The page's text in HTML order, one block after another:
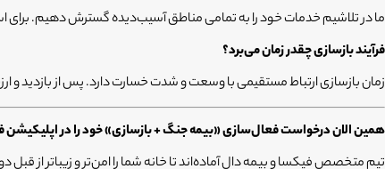
ما در تلاشیم خدمات خود را به تمامی مناطق آسیب‌دیده گسترش دهیم.
فرآیند بازسازی چقدر زمان می‌برد؟
زمان بازسازی ارتباط مستقیمی با وسعت و شدت خسارت دارد. پس از بازدید و
همین الان درخواست فعال‌سازی «بیمه جنگ + بازسازی» خود را در اپلیکیشن
تیم متخصص فیکسا و بیمه دال آماده‌اند تا خانه شما را امن‌تر و زیباتر از قبل